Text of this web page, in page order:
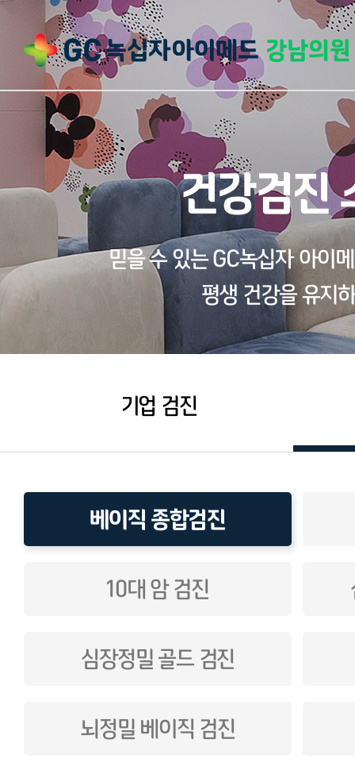
건강검진
믿을 수 있는 GC녹십자 아이
평생 건강을 유지
기업 검진
베이직 종합검진
10대 암 검진
심장정밀 골드 검진
뇌정밀 베이직 검진